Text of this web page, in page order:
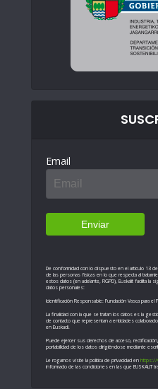
Email
De conformidad con lo dispuesto en el artículo 13
de las personas físicas en lo que respecta al
estos datos (en adelante, RGPD), Euskalit facilita la
datos personales:
Identificación Responsable: Fundación Vasca para el
La finalidad con la que se tratan los datos es la
de contacto que representan a entidades
en Euskadi.
Puede ejercer sus derechos de acceso,
portabilidad de los datos dirigiéndose mediante
Le rogamos visite la política de privacidad en https://
informado de las condiciones en las que EUSKALIT